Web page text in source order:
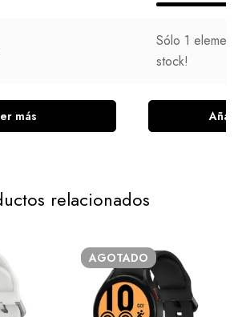
Sólo 1
stock!
más
relacionados
AGOTADO